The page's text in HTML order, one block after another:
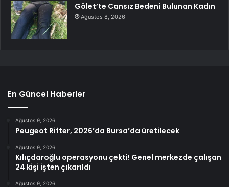
Gölet’te Cansız Bedeni Bulunan Kadın
Ağustos 8, 2026
En Güncel Haberler
Ağustos 9, 2026
Peugeot Rifter, 2026’da Bursa’da üretilecek
Ağustos 9, 2026
Kılıçdaroğlu operasyonu çekti! Genel merkezde çalışan
24 kişi işten çıkarıldı
Ağustos 9, 2026